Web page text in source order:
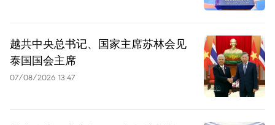
越共中央总书记、国家主席苏林会见
泰国国会主席
07/08/2026 13:47